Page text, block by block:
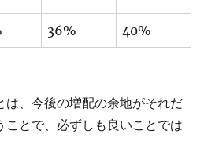
36% 40%
は、今後の増配の余地がそれだ
ことで、必ずしも良いことでは